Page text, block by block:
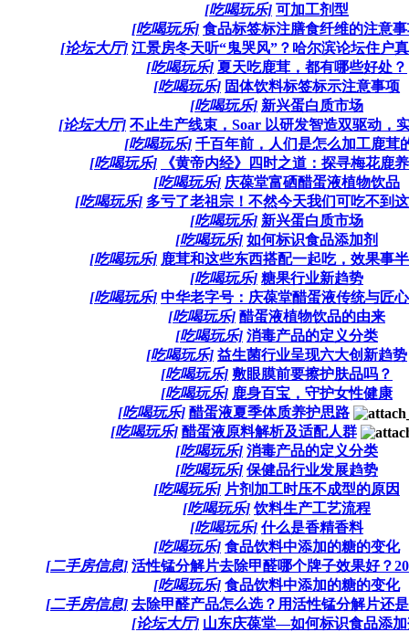
[吃喝玩乐] 可加工剂型
[吃喝玩乐] 食品标签标注膳食纤维的注意
[论坛大厅] 江景房冬天听“鬼哭风”？哈尔滨论坛住户
[吃喝玩乐] 夏天吃鹿茸，都有哪些好处？
[吃喝玩乐] 固体饮料标签标示注意事项
[吃喝玩乐] 新兴蛋白质市场
[论坛大厅] 不止生产线束，Soar 以研发智造双驱动，
[吃喝玩乐] 千百年前，人们是怎么加工鹿茸
[吃喝玩乐]
《黄帝内经》四时之道：探寻梅花鹿
[吃喝玩乐] 庆葆堂富硒醋蛋液植物饮品
[吃喝玩乐] 多亏了老祖宗！不然今天我们可吃不到
[吃喝玩乐] 新兴蛋白质市场
[吃喝玩乐] 如何标识食品添加剂
[吃喝玩乐] 鹿茸和这些东西搭配一起吃，效果事
[吃喝玩乐] 糖果行业新趋势
[吃喝玩乐] 中华老字号：庆葆堂醋蛋液传统与匠
[吃喝玩乐] 醋蛋液植物饮品的由来
[吃喝玩乐] 消毒产品的定义分类
[吃喝玩乐] 益生菌行业呈现六大创新趋势
[吃喝玩乐] 敷眼膜前要擦护肤品吗？
[吃喝玩乐] 鹿身百宝，守护女性健康
[吃喝玩乐] 醋蛋液夏季体质养护思路
[吃喝玩乐] 醋蛋液原料解析及适配人群
[吃喝玩乐] 消毒产品的定义分类
[吃喝玩乐] 保健品行业发展趋势
[吃喝玩乐] 片剂加工时压不成型的原因
[吃喝玩乐] 饮料生产工艺流程
[吃喝玩乐] 什么是香精香料
[吃喝玩乐] 食品饮料中添加的糖的变化
[二手房信息] 活性锰分解片去除甲醛哪个牌子效果好？
[吃喝玩乐] 食品饮料中添加的糖的变化
[二手房信息] 去除甲醛产品怎么选？用活性锰分解片还
[论坛大厅] 山东庆葆堂—如何标识食品添